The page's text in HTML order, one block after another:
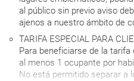
al público sin previo aviso
ajenos a nuestro ámbito de
TARIFA ESPECIAL PARA
Para beneficiarse de la
al menos 1 ocupante por
No está permitido separar a